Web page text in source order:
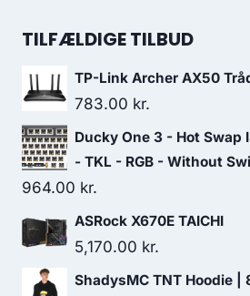
was:
TILFÆLDIGE TILBUD
TP-Link Archer AX50
783.00 kr.
Ducky One 3 - Hot Swap
- TKL - RGB - Without
964.00 kr.
ASRock X670E TAICHI
5,170.00 kr.
ShadysMC TNT Hoodie |